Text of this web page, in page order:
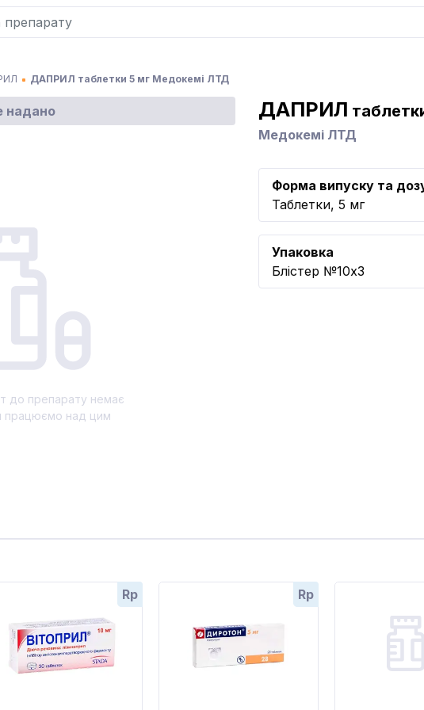
ДАПРИЛ таблетки 5 мг Медокемі ЛТД
надано
до препарату немає
працюємо над цим
ДАПРИЛ
Медокемі ЛТД
Форма випуску та
Таблетки, 5 мг
Упаковка
Блістер №10x3
Rp Rp